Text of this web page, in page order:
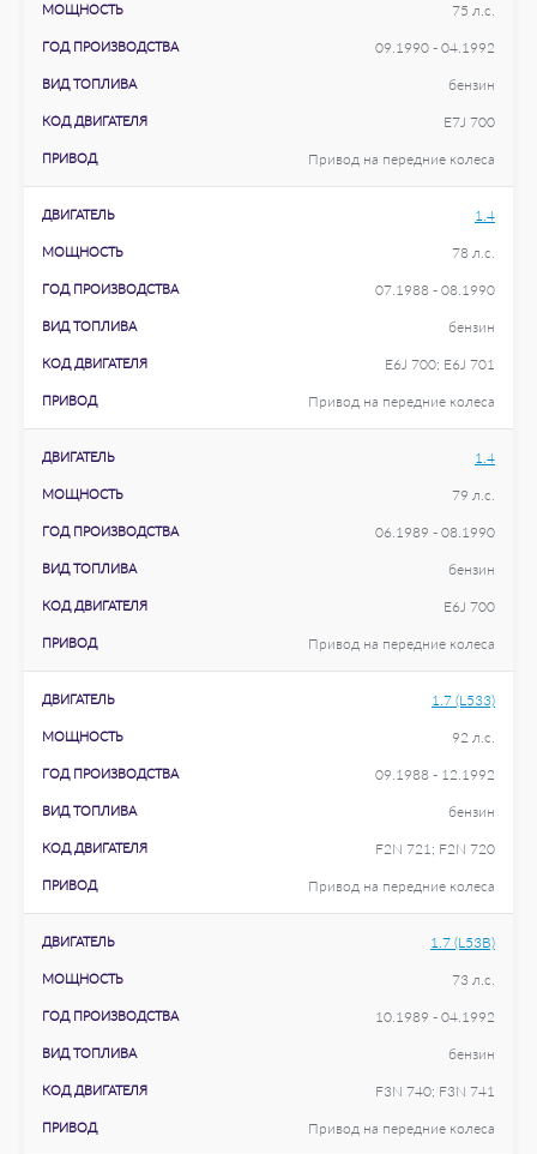
МОЩНОСТЬ 75 л.с.
ГОД ПРОИЗВОДСТВА 09.1990 - 04.1992
ВИД ТОПЛИВА бензин
КОД ДВИГАТЕЛЯ E7J 700
ПРИВОД Привод на передние колеса
ДВИГАТЕЛЬ 1.4
МОЩНОСТЬ 78 л.с.
ГОД ПРОИЗВОДСТВА 07.1988 - 08.1990
ВИД ТОПЛИВА бензин
КОД ДВИГАТЕЛЯ E6J 700; E6J 701
ПРИВОД Привод на передние колеса
ДВИГАТЕЛЬ 1.4
МОЩНОСТЬ 79 л.с.
ГОД ПРОИЗВОДСТВА 06.1989 - 08.1990
ВИД ТОПЛИВА бензин
КОД ДВИГАТЕЛЯ E6J 700
ПРИВОД Привод на передние колеса
ДВИГАТЕЛЬ 1.7 (L533)
МОЩНОСТЬ 92 л.с.
ГОД ПРОИЗВОДСТВА 09.1988 - 12.1992
ВИД ТОПЛИВА бензин
КОД ДВИГАТЕЛЯ F2N 721; F2N 720
ПРИВОД Привод на передние колеса
ДВИГАТЕЛЬ 1.7 (L53B)
МОЩНОСТЬ 73 л.с.
ГОД ПРОИЗВОДСТВА 10.1989 - 04.1992
ВИД ТОПЛИВА бензин
КОД ДВИГАТЕЛЯ F3N 740; F3N 741
ПРИВОД Привод на передние колеса